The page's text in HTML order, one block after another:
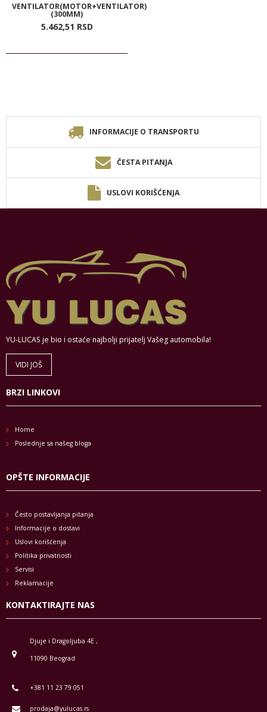
VENTILATOR(MOTOR+VENTILATOR)
(300MM)
5.462,51 RSD
INFORMACIJE O TRANSPORTU
ČESTA PITANJA
USLOVI KORIŠĆENJA
YU-LUCAS je bio i ostaće najbolji prijatelj Vašeg automobila!
VIDI JOŠ
BRZI LINKOVI
Home
Poslednje sa našeg bloga
OPŠTE INFORMACIJE
Često postavljanja pitanja
Informacije o dostavi
Uslovi korišćenja
Politika privatnosti
Servisi
Reklamacije
KONTAKTIRAJTE NAS
Djuje i Dragoljuba 4E ,
11090 Beograd
+381 11 23 79 051
prodaja@yulucas.rs